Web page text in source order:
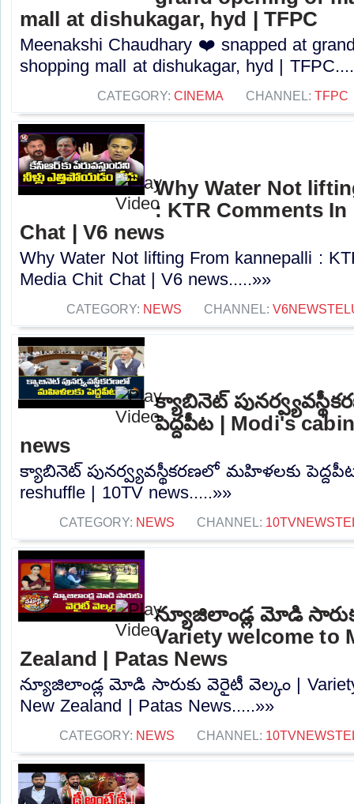
mall at dishukagar, hyd | TFPC
Meenakshi Chaudhary ❤️ snapped at
shopping mall at dishukagar, hyd |
CATEGORY: CINEMA CHANNEL: TFPC
Why Water Not
: KTR Comments
Chat | V6 news
Why Water Not lifting From kannepalli :
Media Chit Chat | V6 news.....»»
CATEGORY: NEWS CHANNEL:
క్యాబినెట్
పెద్దపీట | Modi's
news
క్యాబినెట్ పునర్వ్యవస్థీకరణలో మహిళలకు పెద్దపీట
reshuffle | 10TV news.....»»
CATEGORY: NEWS CHANNEL:
న్యూజిలాండ్ల మోడి
Variety welcome to
Zealand | Patas News
న్యూజిలాండ్ల మోడి సారుకు వెరైటీ వెల్కం |
New Zealand | Patas News.....»»
CATEGORY: NEWS CHANNEL: